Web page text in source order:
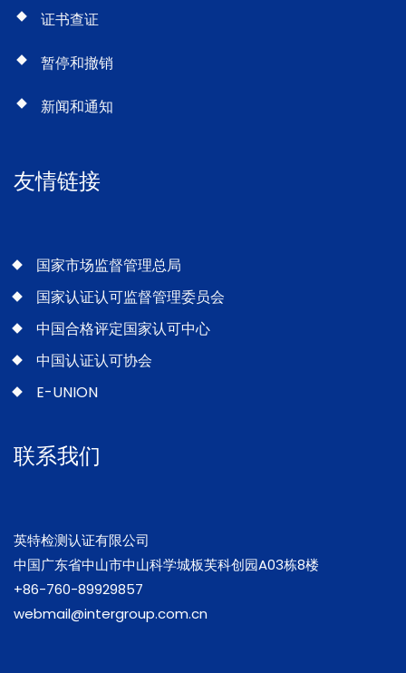
证书查证
暂停和撤销
新闻和通知
友情链接
国家市场监督管理总局
国家认证认可监督管理委员会
中国合格评定国家认可中心
中国认证认可协会
E-UNION
联系我们
英特检测认证有限公司
中国广东省中山市中山科学城板芙科创园A03栋8楼
+86-760-89929857
webmail@intergroup.com.cn